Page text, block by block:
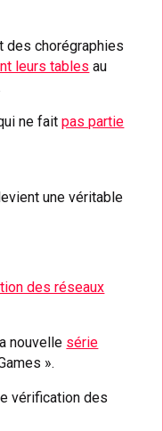
des chorégraphies
leurs tables au
ne faitpas partie
une véritable
des réseaux
nouvelle série
».
vérification des